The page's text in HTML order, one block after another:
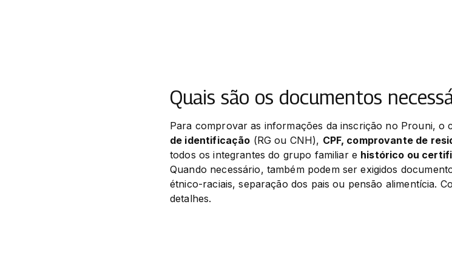
Quais são os documentos
Para comprovar as informações da inscrição no Prouni, o
de identificação (RG ou CNH), CPF, comprovante de
todos os integrantes do grupo familiar e histórico ou
Quando necessário, também podem ser exigidos
étnico-raciais, separação dos pais ou pensão alimentícia.
detalhes.